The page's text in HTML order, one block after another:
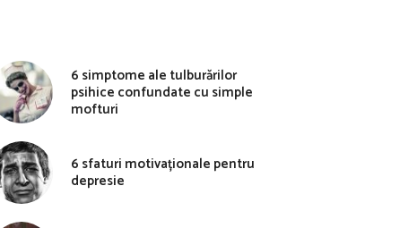
6 simptome ale tulburărilor
psihice confundate cu simple
mofturi
6 sfaturi motivaționale pentru
depresie